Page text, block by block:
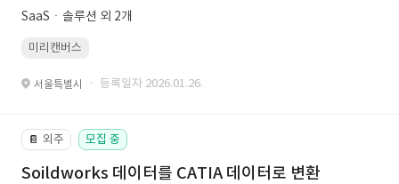
SaaSㆍ솔루션 외 2개
미리캔버스
서울특별시 · 등록일자 2026.01.26.
📔 외주 모집 중
Soildworks 데이터를 CATIA 데이터로 변환